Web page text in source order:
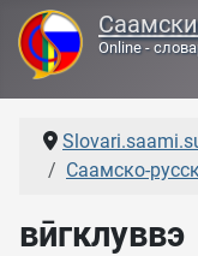
Online -
Саамско-
вӣгклуввэ